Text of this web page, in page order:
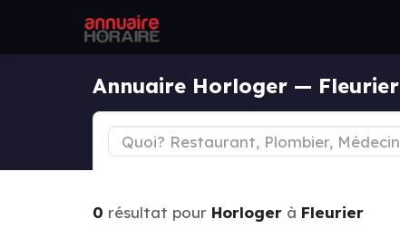
Annuaire Horloger — Fleurier
0 résultat pour Horloger à Fleurier